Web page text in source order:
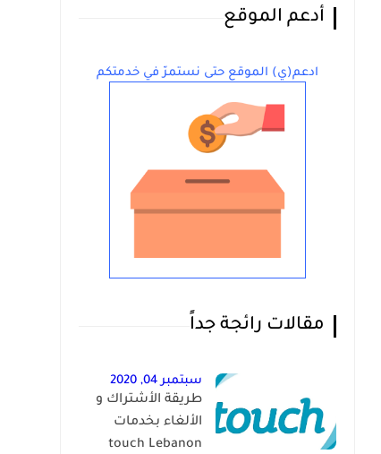
أدعم الموقع
ادعم(ي) الموقع حتى نستمرّ في خدمتكم
مقالات رائجة جداً
سبتمبر 04, 2020
طريقة الأشتراك و
الألغاء بخدمات
touch Lebanon